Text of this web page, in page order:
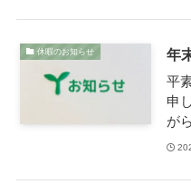
休暇のお知らせ 年
平
申
が